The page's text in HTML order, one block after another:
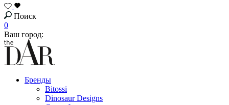
Поиск
0
Ваш город:
Бренды
Bitossi
Dinosaur Designs